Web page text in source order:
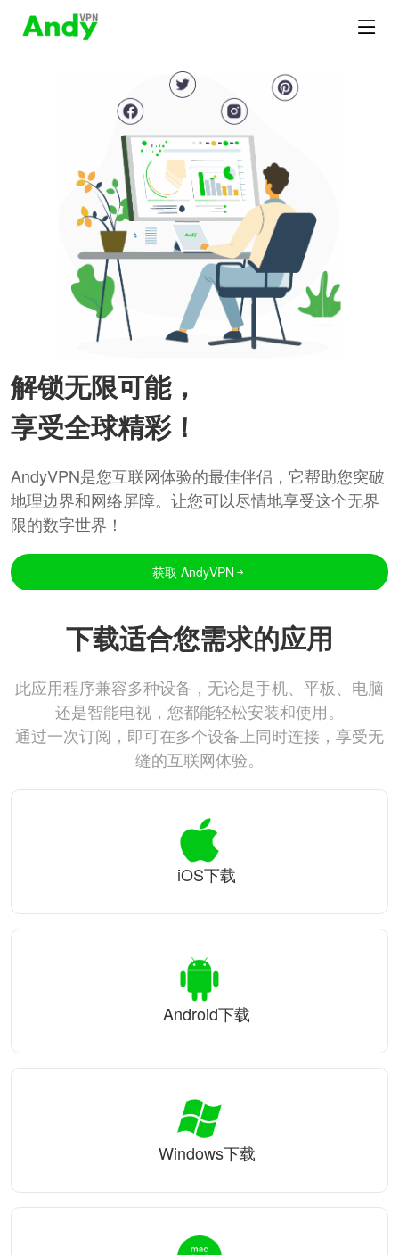
解锁无限可能，
享受全球精彩！
AndyVPN是您互联网体验的最佳伴侣，它帮助您突破
地理边界和网络屏障。让您可以尽情地享受这个无界
限的数字世界！
获取 AndyVPN
下载适合您需求的应用
此应用程序兼容多种设备，无论是手机、平板、电脑
还是智能电视，您都能轻松安装和使用。
通过一次订阅，即可在多个设备上同时连接，享受无
缝的互联网体验。
iOS下载
Android下载
Windows下载